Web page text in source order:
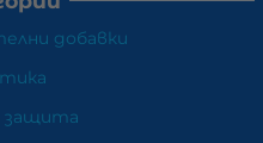
добавки
защита